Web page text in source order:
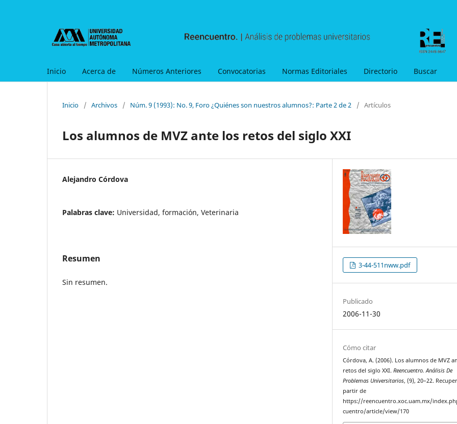
Inicio Acerca de Números Anteriores Convocatorias Normas Editoriales Directorio Buscar
Inicio / Archivos / Núm. 9 (1993): No. 9, Foro ¿Quiénes son nuestros alumnos?: Parte 2 de 2 / Artículos
Los alumnos de MVZ ante los retos del siglo XXI
Alejandro Córdova
Palabras clave: Universidad, formación, Veterinaria
Resumen
Sin resumen.
3-44-511nww.pdf
Publicado
2006-11-30
Cómo citar
Córdova, A. (2006). Los alumnos de MVZ
retos del siglo XXI.Reencuentro. Análisis De
Problemas Universitarios, (9), 20–22.
partir de
https://reencuentro.xoc.uam.mx/
cuentro/article/view/170